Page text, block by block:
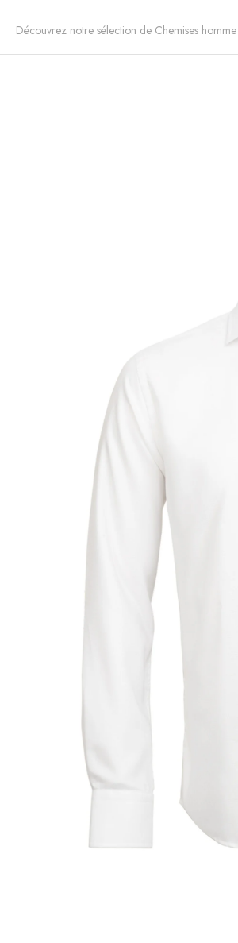
Découvrez notre sélection de Chemises